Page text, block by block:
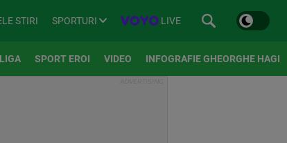
STIRI SPORTURI LIVE
SPORT EROI VIDEO INFOGRAFIE GHEORGHE HAGI